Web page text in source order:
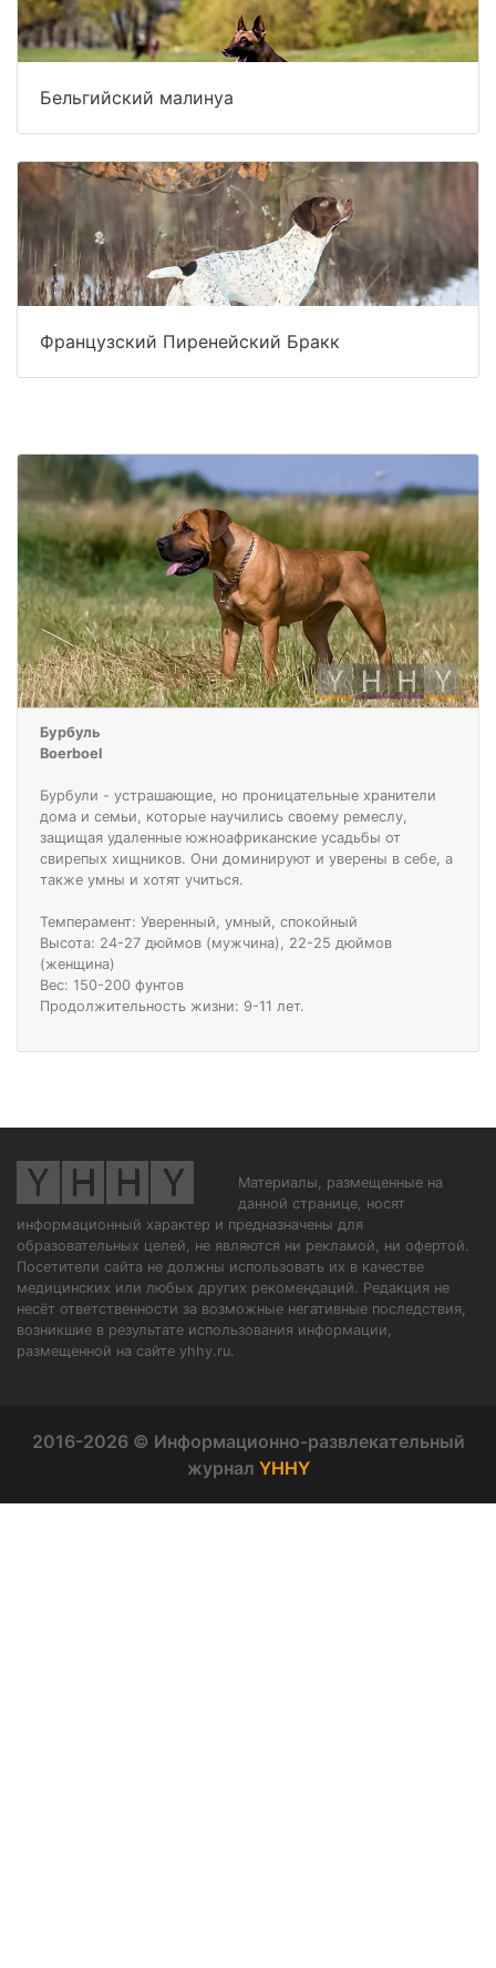
Бельгийский малинуа
Французский Пиренейский Бракк
Бурбуль
Boerboel
Бурбули - устрашающие, но проницательные хранители
дома и семьи, которые научились своему ремеслу,
защищая удаленные южноафриканские усадьбы от
свирепых хищников. Они доминируют и уверены в себе, а
также умны и хотят учиться.
Темперамент: Уверенный, умный, спокойный
Высота: 24-27 дюймов (мужчина), 22-25 дюймов
(женщина)
Вес: 150-200 фунтов
Продолжительность жизни: 9-11 лет.
Материалы, размещенные на
данной странице, носят
информационный характер и предназначены для
образовательных целей, не являются ни рекламой, ни офертой.
Посетители сайта не должны использовать их в качестве
медицинских или любых других рекомендаций. Редакция не
несёт ответственности за возможные негативные последствия,
возникшие в результате использования информации,
размещенной на сайте yhhy.ru.
2016-2026 © Информационно-развлекательный
журнал YHHY